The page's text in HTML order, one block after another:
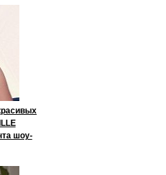
шоу-